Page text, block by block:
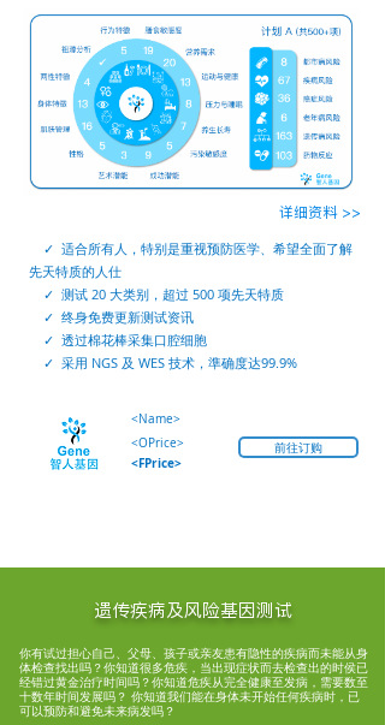
详细资料 >>
✓ 适合所有人，特别是重视预防医学、希望全面了解
先天特质的人仕
✓ 测试 20 大类别，超过 500 项先天特质
✓ 终身免费更新测试资讯
✓ 透过棉花棒采集口腔细胞
✓ 采用 NGS 及 WES 技术，準确度达99.9%
<Name>
<OPrice>
<FPrice>
前往订购
遗传疾病及风险基因测试
​你有试过担心自己、父母、孩子或亲友患有隐性的疾病而未能从身
体检查找出吗？你知道很多危疾，当出现症状而去检查出的时侯已
经错过黄金治疗时间吗？你知道危疾从完全健康至发病，需要数至
十数年时间发展吗？ 你知道我们能在身体未开始任何疾病时，已
可以预防和避免未来病发吗？